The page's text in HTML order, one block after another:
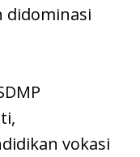
didominasi
vokasi